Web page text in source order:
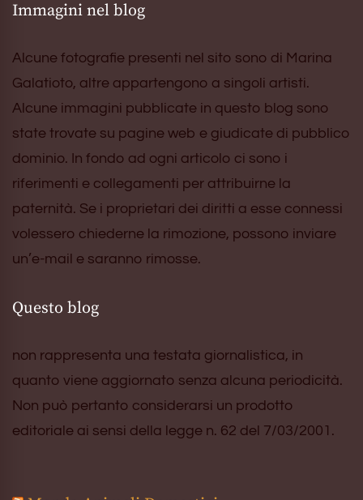
Immagini nel blog
Alcune fotografie presenti nel sito sono di Marina
Galatioto, altre appartengono a singoli artisti.
Alcune immagini pubblicate in questo blog sono
state trovate su pagine web e giudicate di pubblico
dominio. In fondo ad ogni articolo ci sono i
riferimenti e collegamenti per attribuirne la
paternità. Se i proprietari dei diritti a esse connessi
volessero chiederne la rimozione, possono inviare
un’e-mail e saranno rimosse.
Questo blog
non rappresenta una testata giornalistica, in
quanto viene aggiornato senza alcuna periodicità.
Non può pertanto considerarsi un prodotto
editoriale ai sensi della legge n. 62 del 7/03/2001.